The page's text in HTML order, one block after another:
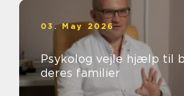
03. May 2026
Psykolog vejle hjælp til børn, unge og
deres familier